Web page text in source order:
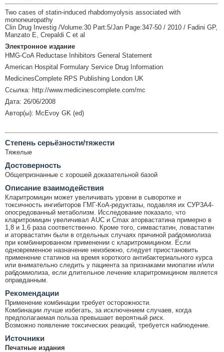
Two cases of statin-induced rhabdomyolysis associated with
mononeuropathy
Clin Drug Investig /Volume:30 Part:5/Jan Page:347-50 / 2010 / Fadini GP,
Manzato E, Crepaldi C et al
Электронное издание
HMG-CoA Reductase Inhibitors General Statement
American Hospital Formulary Service Drug Information
MedicinesComplete RPS Publishing London UK
Ссылка: http://www.medicinescomplete.com/mc
Дата: 26/06/2008
Автор(ы): McEvoy GK (ed)
Cтепень серьёзности/тяжести
Тяжелые
Достоверность
Общепризнанные с хорошей доказательной базой
Описание взаимодействия
Кларитромицин может увеличивать уровни в сыворотке и
токсичность ингибиторов ГМГ-КоА-редуктазы, подавляя их СУР3А4-
опосредованный метаболизм. Исследование показало, что
кларитромицин увеличивал AUC и Cmax аторвастатина примерно в
1,8 и 1,6 раза соответственно. Кроме того, симвастатин, ловастатин
и аторвастатин были в отдельных случаях причиной рабдомиолиза
при комбинированном применении с кларитромицином. Если
одновременное назначение неизбежно, следует приостановить
применение статинов на время короткого антибактериального курса
или внимательно следить у пациента за признаками миопатии и/или
рабдомиолиза, если длительное лечение кларитромицином является
оправданным.
Рекомендации
Применение комбинации требует осторожности.
Комбинации лучше избегать, за исключением случаев, когда
предполагаемая польза превышает вероятный риск.
Возможно появление токсических реакций, требуется наблюдение.
Источники
Печатные издания